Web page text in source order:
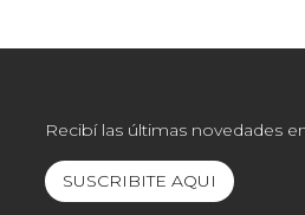
Recibí las últimas novedades
SUSCRIBITE AQUI